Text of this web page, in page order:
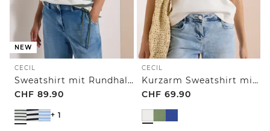
NEW
CECIL
Sweatshirt mit Rundhals und Tunnelzug
CHF 89.90
+ 1
CECIL
Kurzarm Sweatshirt mit Embroidery
CHF 69.90